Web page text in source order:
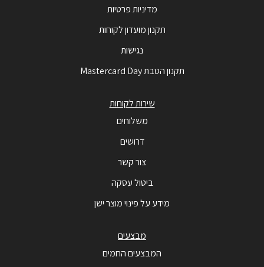
מדיניות פרטיות
תקנון מועדון לקוחות
נגישות
תקנון הטבת Mastercard Day
שירות לקוחות
משלוחים
דרושים
צור קשר
ביטול עסקה
מידע על פינוי מוצר ישן
מבצעים
המבצעים החמים